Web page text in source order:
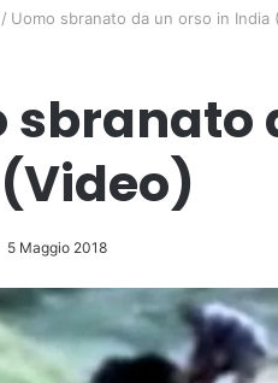
/ Uomo sbranato da un orso in India
sbranato
5 Maggio 2018